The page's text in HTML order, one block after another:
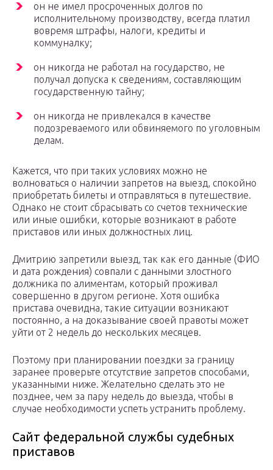
он не имел просроченных долгов по
исполнительному производству, всегда платил
вовремя штрафы, налоги, кредиты и
коммуналку;
он никогда не работал на государство, не
получал допуска к сведениям, составляющим
государственную тайну;
он никогда не привлекался в качестве
подозреваемого или обвиняемого по уголовным
делам.
Кажется, что при таких условиях можно не
волноваться о наличии запретов на выезд, спокойно
приобретать билеты и отправляться в путешествие.
Однако не стоит сбрасывать со счетов технические
или иные ошибки, которые возникают в работе
приставов или иных должностных лиц.
Дмитрию запретили выезд, так как его данные (ФИО
и дата рождения) совпали с данными злостного
должника по алиментам, который проживал
совершенно в другом регионе. Хотя ошибка
пристава очевидна, такие ситуации возникают
постоянно, а на доказывание своей правоты может
уйти от 2 недель до нескольких месяцев.
Поэтому при планировании поездки за границу
заранее проверьте отсутствие запретов способами,
указанными ниже. Желательно сделать это не
позднее, чем за пару недель до выезда, чтобы в
случае необходимости успеть устранить проблему.
Сайт федеральной службы судебных
приставов